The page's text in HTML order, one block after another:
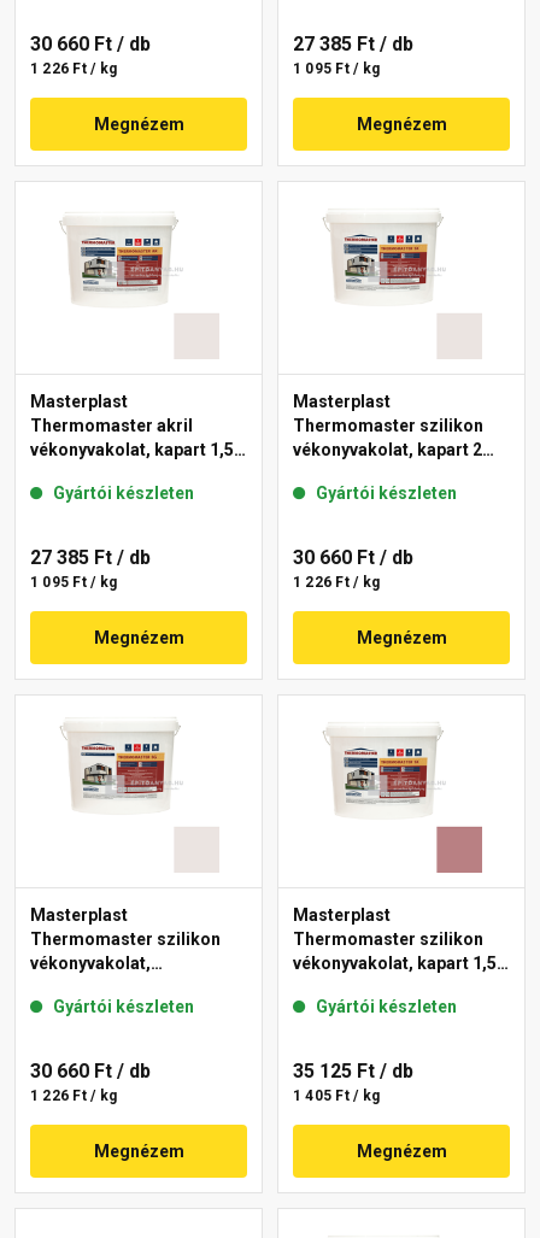
30 660 Ft / db
1 226 Ft / kg
Megnézem
27 385 Ft / db
1 095 Ft / kg
Megnézem
Masterplast
Thermomaster akril
vékonyvakolat, kapart 1,5
Gyártói készleten
27 385 Ft / db
1 095 Ft / kg
Megnézem
Masterplast
Thermomaster szilikon
vékonyvakolat, kapart 2
Gyártói készleten
30 660 Ft / db
1 226 Ft / kg
Megnézem
Masterplast
Thermomaster szilikon
vékonyvakolat,
49-F 25 kg
Gyártói készleten
30 660 Ft / db
1 226 Ft / kg
Megnézem
Masterplast
Thermomaster szilikon
vékonyvakolat, kapart 1,5
Gyártói készleten
35 125 Ft / db
1 405 Ft / kg
Megnézem